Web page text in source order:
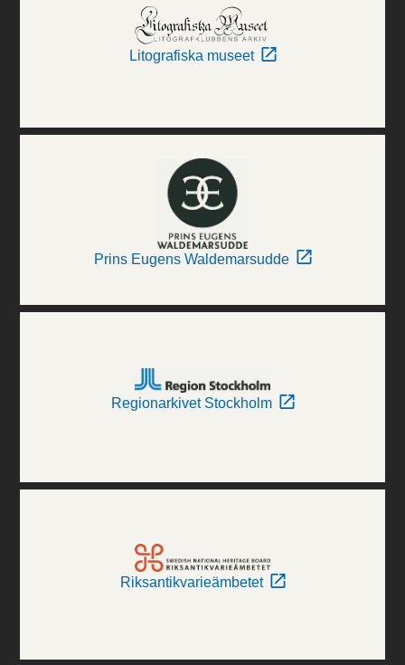
Litografiska museet
Prins Eugens Waldemarsudde
Regionarkivet Stockholm
Riksantikvarieämbetet